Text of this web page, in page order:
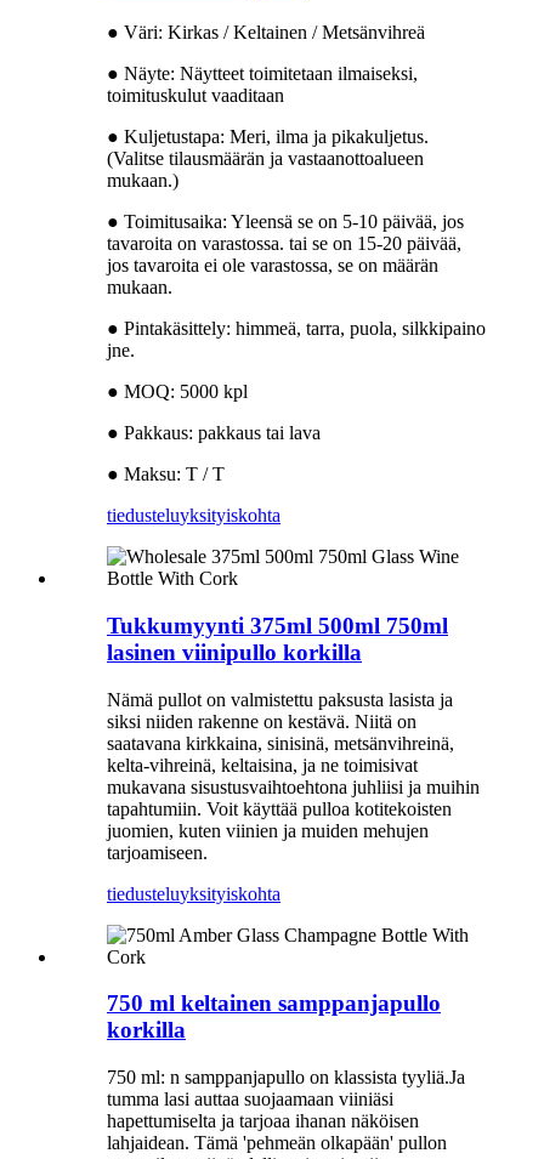
● Väri: Kirkas / Keltainen / Metsänvihreä
● Näyte: Näytteet toimitetaan ilmaiseksi,
toimituskulut vaaditaan
● Kuljetustapa: Meri, ilma ja pikakuljetus.
(Valitse tilausmäärän ja vastaanottoalueen
mukaan.)
● Toimitusaika: Yleensä se on 5-10 päivää, jos
tavaroita on varastossa. tai se on 15-20 päivää,
jos tavaroita ei ole varastossa, se on määrän
mukaan.
● Pintakäsittely: himmeä, tarra, puola, silkkipaino
jne.
● MOQ: 5000 kpl
● Pakkaus: pakkaus tai lava
● Maksu: T / T
tiedusteluyksityiskohta
Tukkumyynti 375ml 500ml 750ml
lasinen viinipullo korkilla
Nämä pullot on valmistettu paksusta lasista ja
siksi niiden rakenne on kestävä. Niitä on
saatavana kirkkaina, sinisinä, metsänvihreinä,
kelta-vihreinä, keltaisina, ja ne toimisivat
mukavana sisustusvaihtoehtona juhliisi ja muihin
tapahtumiin. Voit käyttää pulloa kotitekoisten
juomien, kuten viinien ja muiden mehujen
tarjoamiseen.
tiedusteluyksityiskohta
750 ml keltainen samppanjapullo
korkilla
750 ml: n samppanjapullo on klassista tyyliä.Ja
tumma lasi auttaa suojaamaan viiniäsi
hapettumiselta ja tarjoaa ihanan näköisen
lahjaidean. Tämä 'pehmeän olkapään' pullon